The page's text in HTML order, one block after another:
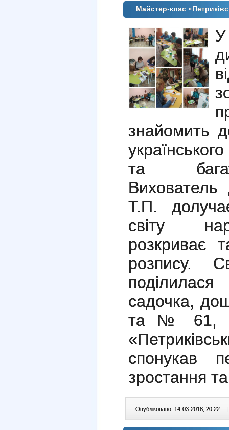
Майстер-клас
У
знайомить
та
Т.П.
світу
розкриває
розпису.
садочка,
та № 61,
спонукав
зростання
Опубліковано: 14-03-2018, 20:22 |